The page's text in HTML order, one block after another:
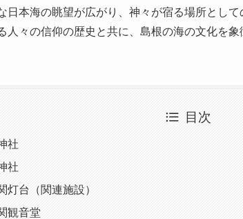
日本海の眺望が広がり、神々が宿る場所とし
人々の信仰の歴史と共に、島根の海の文化を象
目次
社
社
灯台（関連施設）
観音堂